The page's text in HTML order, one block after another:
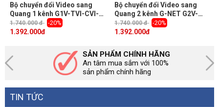
Bộ chuyển đổi Video sang
Quang 1 kênh G1V-TVI-CVI-
AHD-20 960P/1080P
1.740.000 đ -20%
1.392.000đ
Bộ chuyển đổi Video sang
Quang 2 kênh G-NET G2V-
CVI-AHD-20 hỗ trợ camera
HD 720P
1.740.000 đ -20%
1.392.000đ
SẢN PHẨM CHÍNH HÃNG
An tâm mua sắm với 100%
sản phẩm chính hãng
TIN TỨC